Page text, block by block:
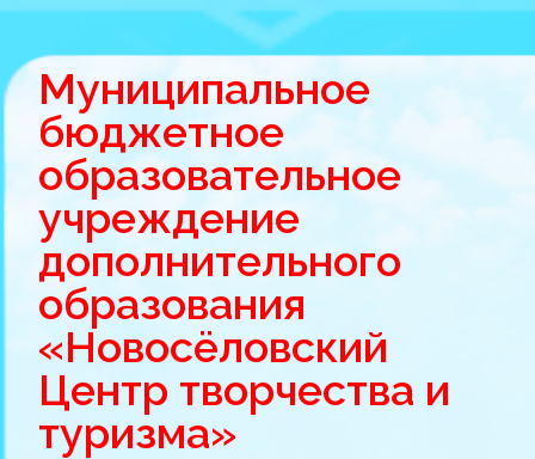
Муниципальное
бюджетное
образовательное
учреждение
дополнительного
образования
«Новосёловский
Центр творчества и
туризма»